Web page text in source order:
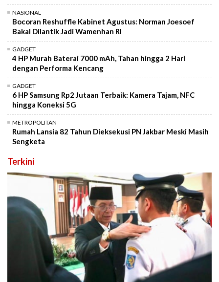
NASIONAL
Bocoran Reshuffle Kabinet Agustus: Norman Joesoef
Bakal Dilantik Jadi Wamenhan RI
GADGET
4 HP Murah Baterai 7000 mAh, Tahan hingga 2 Hari
dengan Performa Kencang
GADGET
6 HP Samsung Rp2 Jutaan Terbaik: Kamera Tajam, NFC
hingga Koneksi 5G
METROPOLITAN
Rumah Lansia 82 Tahun Dieksekusi PN Jakbar Meski Masih
Sengketa
Terkini